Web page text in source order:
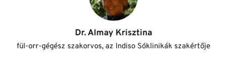
Dr. Almay Krisztina
fül-orr-gégész szakorvos, az Indiso Sóklinikák szakértője